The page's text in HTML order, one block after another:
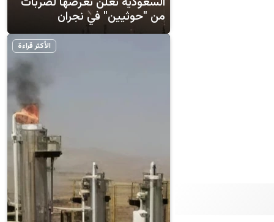
من "حوثيين" في نجران
الأكثر قراءة